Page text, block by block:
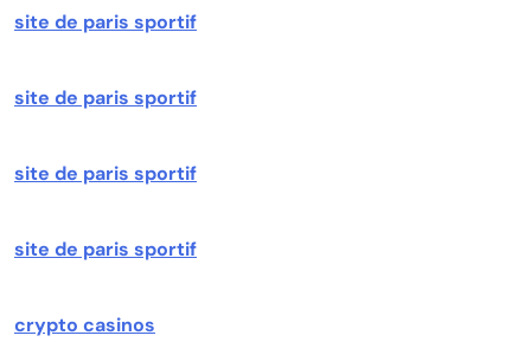
site de paris sportif
site de paris sportif
site de paris sportif
site de paris sportif
crypto casinos